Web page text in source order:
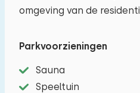
omgeving van de
Parkvoorzieningen
Sauna
Speeltuin